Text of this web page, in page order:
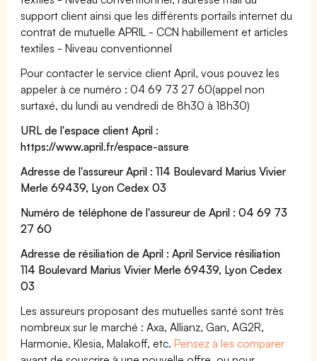
support client ainsi que les différents portails internet du
contrat de mutuelle APRIL - CCN habillement et articles
textiles - Niveau conventionnel
Pour contacter le service client April, vous pouvez les
appeler à ce numéro : 04 69 73 27 60(appel non
surtaxé, du lundi au vendredi de 8h30 à 18h30)
URL de l'espace client April :
https://www.april.fr/espace-assure
Adresse de l'assureur April : 114 Boulevard Marius Vivier
Merle 69439, Lyon Cedex 03
Numéro de téléphone de l'assureur de April : 04 69 73
27 60
Adresse de résiliation de April : April Service résiliation
114 Boulevard Marius Vivier Merle 69439, Lyon Cedex
03
Les assureurs proposant des mutuelles santé sont très
nombreux sur le marché : Axa, Allianz, Gan, AG2R,
Harmonie, Klesia, Malakoff, etc.Pensez à les comparer